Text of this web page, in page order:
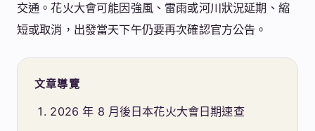
交通。花火大會可能因強風、雷雨或河川狀況延期、縮
短或取消，出發當天下午仍要再次確認官方公告。
文章導覽
2026 年 8 月後日本花火大會日期速查